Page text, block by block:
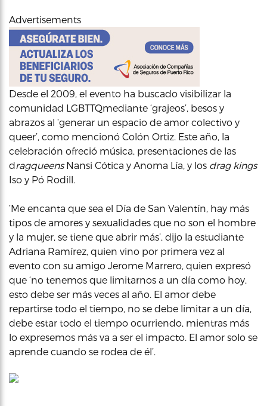
Advertisements
Desde el 2009, el evento ha buscado visibilizar la
comunidad LGBTTQmediante ‘grajeos’, besos y
abrazos al ‘generar un espacio de amor colectivo y
queer’, como mencionó Colón Ortiz. Este año, la
celebración ofreció música, presentaciones de las
dragqueensNansi Cótica y Anoma Lía, y los drag kings
Iso y Pó Rodill.
‘Me encanta que sea el Día de San Valentín, hay más
tipos de amores y sexualidades que no son el hombre
y la mujer, se tiene que abrir más’, dijo la estudiante
Adriana Ramírez, quien vino por primera vez al
evento con su amigo Jerome Marrero, quien expresó
que ‘no tenemos que limitarnos a un día como hoy,
esto debe ser más veces al año. El amor debe
repartirse todo el tiempo, no se debe limitar a un día,
debe estar todo el tiempo ocurriendo, mientras más
lo expresemos más va a ser el impacto. El amor solo se
aprende cuando se rodea de él’.